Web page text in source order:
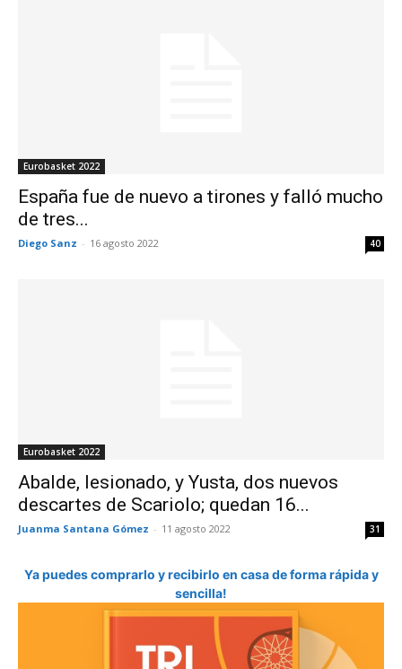
Eurobasket 2022
España fue de nuevo a tirones y falló mucho
de tres...
Diego Sanz - 16 agosto 2022 40
Eurobasket 2022
Abalde, lesionado, y Yusta, dos nuevos
descartes de Scariolo; quedan 16...
Juanma Santana Gómez - 11 agosto 2022 31
Ya puedes comprarlo y recibirlo en casa de forma rápida y
sencilla!